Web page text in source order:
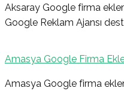
Aksaray Google firma
Google Reklam Ajansı
Amasya Google Firma
Amasya Google firma